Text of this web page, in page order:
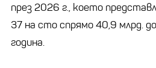
през 2026 г., което
37 на сто спрямо 40,9 млрд.
година.